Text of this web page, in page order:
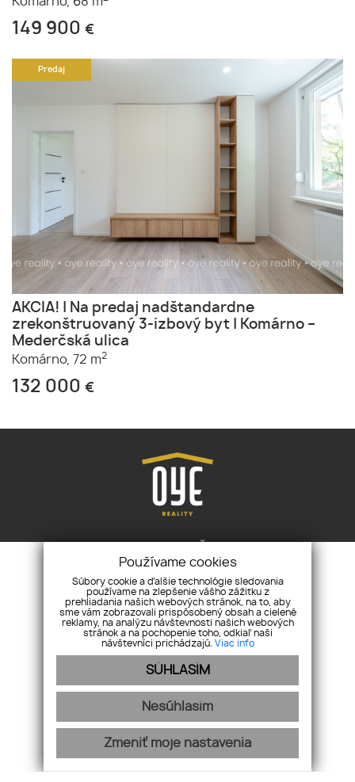
149 900 €
Predaj
AKCIA! | Na predaj nadštandardne
zrekonštruovaný 3-izbový byt | Komárno –
Mederčská ulica
Komárno, 72 m2
132 000 €
OYE Reality
nám. M. R. Štefánika 6, 945 01
Komárno
+421 905 777 001
levay@oye.sk
NEHNUTEĽNOSTI O NÁS SLUŽBY
KONTAKT
REKLAMAČNÝ PORIADOK
OCHRANA OSOBNÝCH ÚDAJOV
COOKIES
Používame cookies
Súbory cookie a ďalšie technológie sledovania
používame na zlepšenie vášho zážitku z
prehliadania našich webových stránok, na to, aby
sme vám zobrazovali prispôsobený obsah a cielené
reklamy, na analýzu návštevnosti našich webových
stránok a na pochopenie toho, odkiaľ naši
návštevníci prichádzajú. Viac info
SÚHLASÍM
Nesúhlasím
Zmeniť moje nastavenia